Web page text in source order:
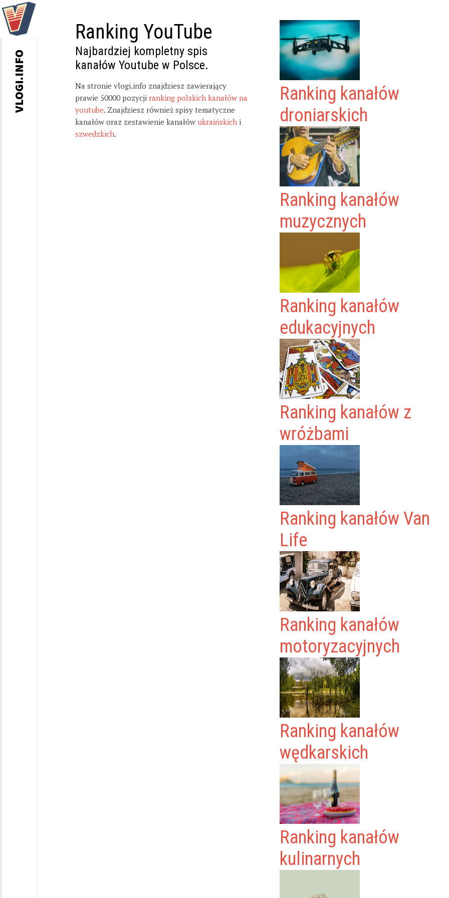
Ranking YouTube
Najbardziej kompletny spis
kanałów Youtube w Polsce.
Na stronie vlogi.info znajdziesz zawierający
prawie 50000 pozycji ranking polskich kanałów na
youtube. Znajdziesz również spisy tematyczne
kanałów oraz zestawienie kanałów ukraińskich i
szwedzkich.
Ranking kanałów
droniarskich
Ranking kanałów
muzycznych
Ranking kanałów
edukacyjnych
Ranking kanałów z
wróżbami
Ranking kanałów Van
Life
Ranking kanałów
motoryzacyjnych
Ranking kanałów
wędkarskich
Ranking kanałów
kulinarnych
VLOGI.INFO